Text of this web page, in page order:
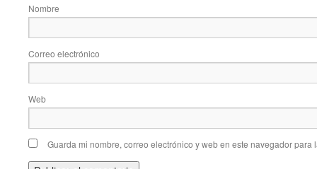
Nombre
Correo electrónico
Web
Guarda mi nombre, correo electrónico y web en este navegador para